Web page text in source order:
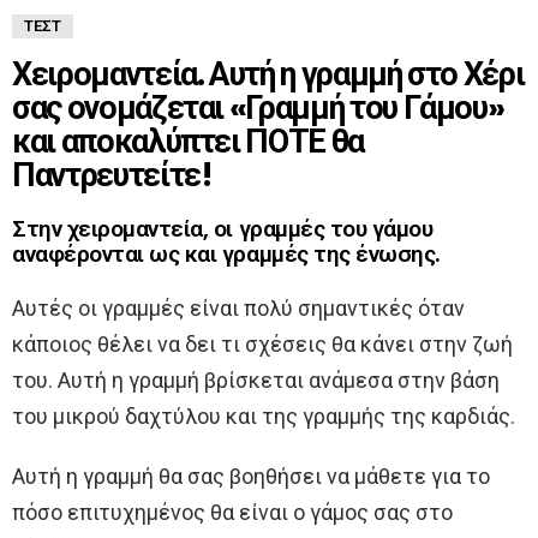
ΤΕΣΤ
Χειρομαντεία. Αυτή η γραμμή στο Χέρι
σας ονομάζεται «Γραμμή του Γάμου»
και αποκαλύπτει ΠΟΤΕ θα
Παντρευτείτε!
Στην χειρομαντεία, οι γραμμές του γάμου
αναφέρονται ως και γραμμές της ένωσης.
Αυτές οι γραμμές είναι πολύ σημαντικές όταν
κάποιος θέλει να δει τι σχέσεις θα κάνει στην ζωή
του. Αυτή η γραμμή βρίσκεται ανάμεσα στην βάση
του μικρού δαχτύλου και της γραμμής της καρδιάς.
Αυτή η γραμμή θα σας βοηθήσει να μάθετε για το
πόσο επιτυχημένος θα είναι ο γάμος σας στο